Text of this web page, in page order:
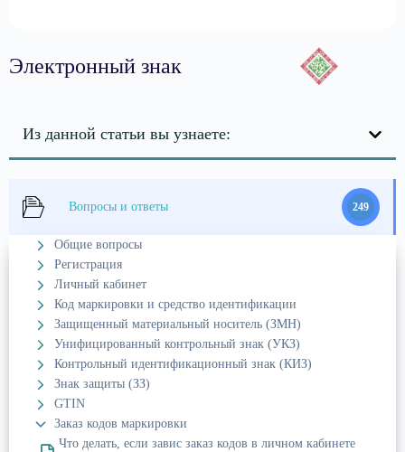
Электронный знак
Из данной статьи вы узнаете:
Вопросы и ответы 249
Общие вопросы
Регистрация
Личный кабинет
Код маркировки и средство идентификации
Защищенный материальный носитель (ЗМН)
Унифицированный контрольный знак (УКЗ)
Контрольный идентификационный знак (КИЗ)
Знак защиты (ЗЗ)
GTIN
Заказ кодов маркировки
Что делать, если завис заказ кодов в личном кабинете